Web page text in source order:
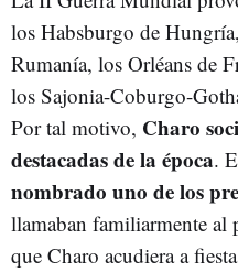
los Habsburgo de
Rumanía, los Orléans de
los Sajonia-Coburgo-
Por tal motivo, Charo
destacadas de la época.
nombrado uno de los
llamaban familiarmente al
que Charo acudiera a